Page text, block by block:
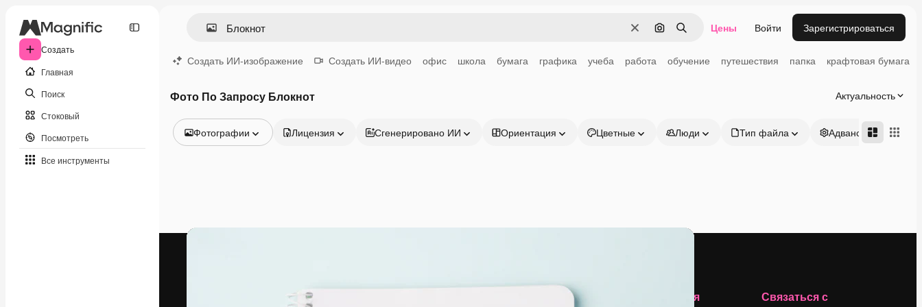
Создать
Главная
Поиск
Стоковый
Посмотреть
Все инструменты
ОчиститьПоиск по изображению
Поиск Цены Войти Зарегистрироваться
Создать ИИ-изображение Создать ИИ-видео офис школа бумага графика учеба работа обучение путешествия папка крафтовая бумага
Фото По Запросу Блокнот Актуальность
Фотографии
Видео
Лицензия Сгенерировано ИИ Ориентация Цветные Люди Тип файла Адвансд
Начать Компания
Связаться с